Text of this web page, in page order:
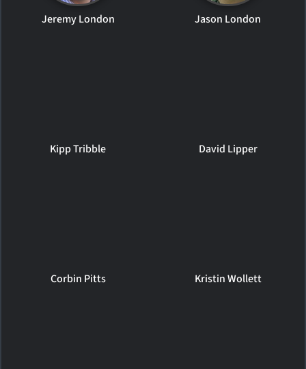
Jeremy London Jason London
Kipp Tribble David Lipper
Corbin Pitts Kristin Wollett